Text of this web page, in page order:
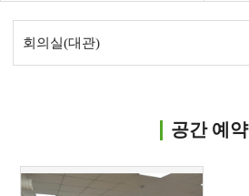
회의실(대관)
공간 예약